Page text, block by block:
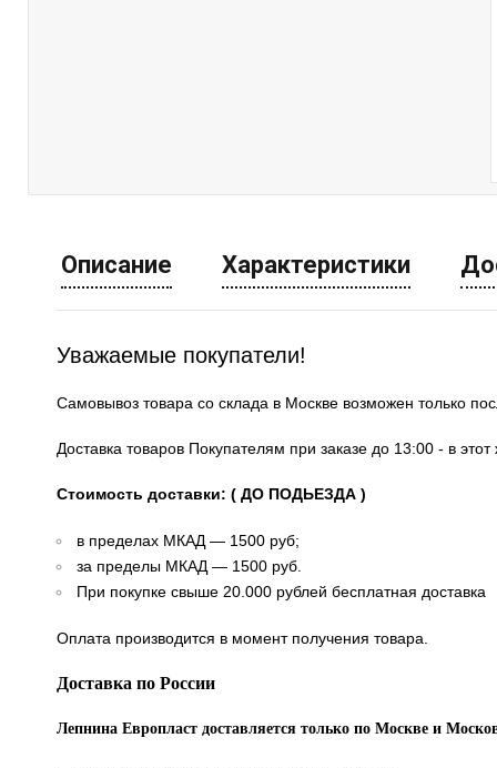
Описание Характеристики
Уважаемые покупатели!
Самовывоз товара со склада в Москве возможен только
Доставка товаров Покупателям при заказе до 13:00 - в
Стоимость доставки: ( ДО ПОДЬЕЗДА )
в пределах МКАД — 1500 руб;
за пределы МКАД — 1500 руб.
При покупке свыше 20.000 рублей бесплатная доставка
Оплата производится в момент получения товара.
Доставка по России
Лепнина Европласт доставляется только по Москве и